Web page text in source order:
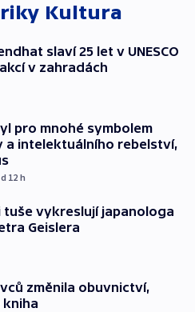
Kultura
slaví 25 let v UNESCO
v zahradách
pro mnohé symbolem
a intelektuálního rebelství,
12 h
tuše vykreslují japanologa
Geislera
změnila obuvnictví,
kniha